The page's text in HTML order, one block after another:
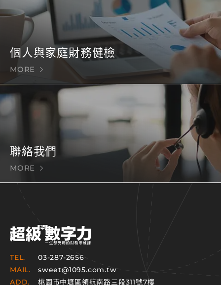
個人與家庭財務健檢
MORE
聯絡我們
MORE
TEL.
03-287-2656
MAIL.
sweet@1095.com.tw
ADD.
桃園市中壢區領航南路三段311號7樓